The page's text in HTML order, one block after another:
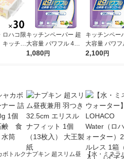
ロハコ限
キッチン
ッティ
日本
キッチンペーパー 超
大容量 パワフル 4倍
巻 キッチンロール 1
1,080円
キッチンペー
大容量 パワ
巻 キッチンロ
2,100円
ボトルクナプキン 超スリム昼
【水・ミネラ